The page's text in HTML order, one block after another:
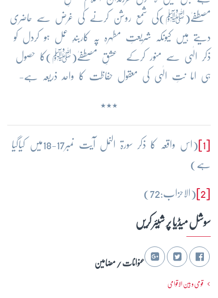
مصطفےٰ(ﷺ)کی شمع روشن کرنے کی غرض سے حاضری
دیتے ہیں کیونکہ شریعتِ مطہرہ پہ کاربندِ عمل ہو کردل کو
ذکر الٰہی سے منور کرکے عشقِ مصطفےٰ(ﷺ)کا حصول
ہی اما نتِ الٰہی کی معقول حفاظت کا واحد ذریعہ ہے-
٭٭٭
(اس واقعہ کا ذکر سورۃ النمل آیت نمبر17-18میں کیاگیا
ہے)
(الاحزاب:72)
سوشل میڈیا پر شِیئر کریں
عنوانات / مضامین
قومی و بین الاقوامی